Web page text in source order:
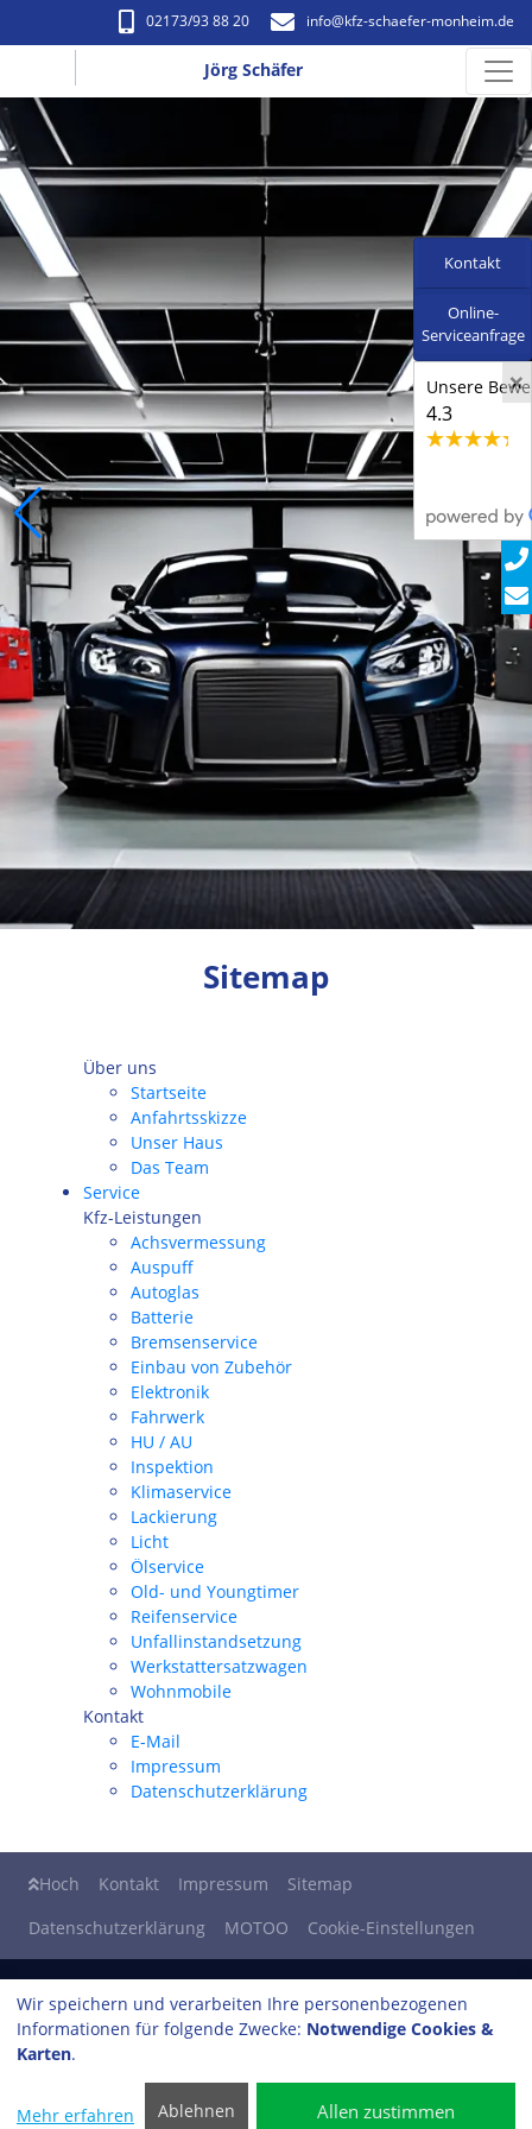
02173/93 88 20 info​@kfz-schaefer-monheim.de
Jörg Schäfer
Sitemap
Über uns
Startseite
Anfahrtsskizze
Unser Haus
Das Team
Service
Kfz-Leistungen
Achsvermessung
Auspuff
Autoglas
Batterie
Bremsenservice
Einbau von Zubehör
Elektronik
Fahrwerk
HU / AU
Inspektion
Klimaservice
Lackierung
Licht
Ölservice
Old- und Youngtimer
Reifenservice
Unfallinstandsetzung
Werkstattersatzwagen
Wohnmobile
Kontakt
E-Mail
Impressum
Datenschutzerklärung
Hoch Kontakt Impressum
Sitemap
Datenschutzerklärung
MOTOO Cookie-Einstellungen
Jörg Schäfer
Siemensstrasse 16a
40789 Monheim am Rhein
Tel: 02173/93 88 20
info​@kfz-schaefer-monheim.de
Kontakt
Online-
Serviceanfrage
×
Unsere
4.3
Wir speichern und verarbeiten Ihre personenbezogenen
Informationen für folgende Zwecke: Notwendige Cookies &
Karten.
Mehr erfahren Ablehnen Allen zustimmen